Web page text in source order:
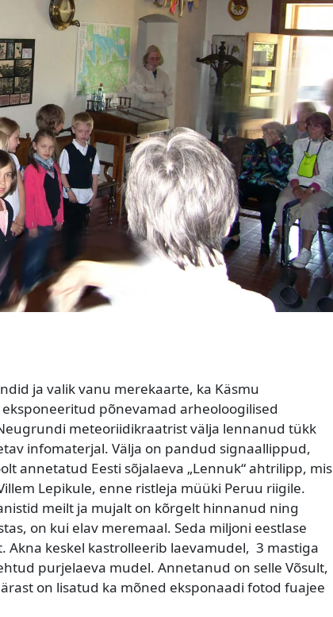
ja valik vanu merekaarte, ka Käsmu
põnevamad arheoloogilised
meteoriidikraatrist välja lennanud tükk
infomaterjal. Välja on pandud signaallippud,
annetatud Eesti sõjalaeva „Lennuk“ ahtrilipp, mis
Lepikule, enne ristleja müüki Peruu riigile.
meilt ja mujalt on kõrgelt hinnanud ning
on kui elav meremaal. Seda miljoni eestlase
keskel kastrolleerib laevamudel, 3 mastiga
purjelaeva mudel. Annetanud on selle Võsult,
on lisatud ka mõned eksponaadi fotod fuajee